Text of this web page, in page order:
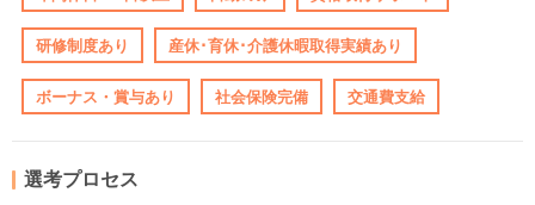
研修制度あり 産休･育休･介護休暇取得実績あり
ボーナス・賞与あり 社会保険完備 交通費支給
選考プロセス